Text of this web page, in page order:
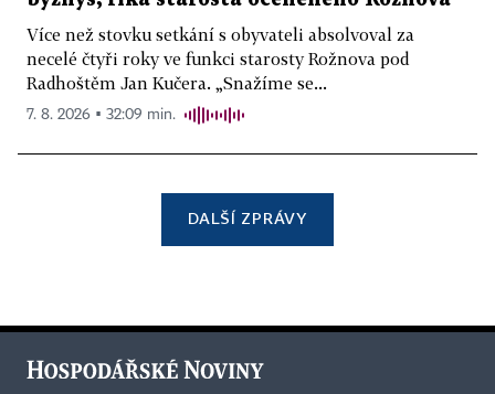
Více než stovku setkání s obyvateli absolvoval za
necelé čtyři roky ve funkci starosty Rožnova pod
Radhoštěm Jan Kučera. „Snažíme se...
7. 8. 2026 ▪ 32:09 min.
DALŠÍ ZPRÁVY